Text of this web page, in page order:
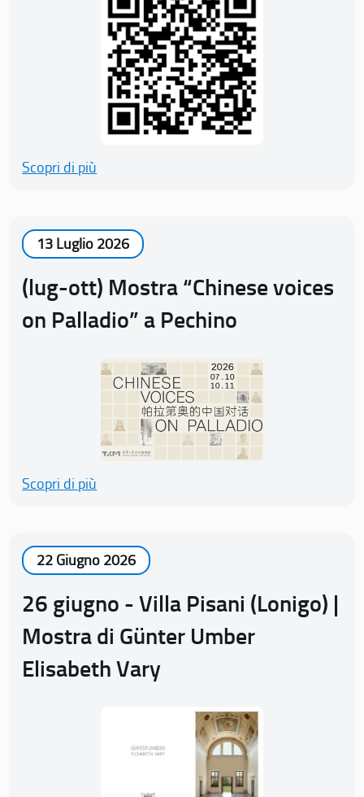
Scopri di più
13 Luglio 2026
(lug-ott) Mostra “Chinese voices
on Palladio” a Pechino
Scopri di più
22 Giugno 2026
26 giugno - Villa Pisani (Lonigo) |
Mostra di Günter Umber
Elisabeth Vary